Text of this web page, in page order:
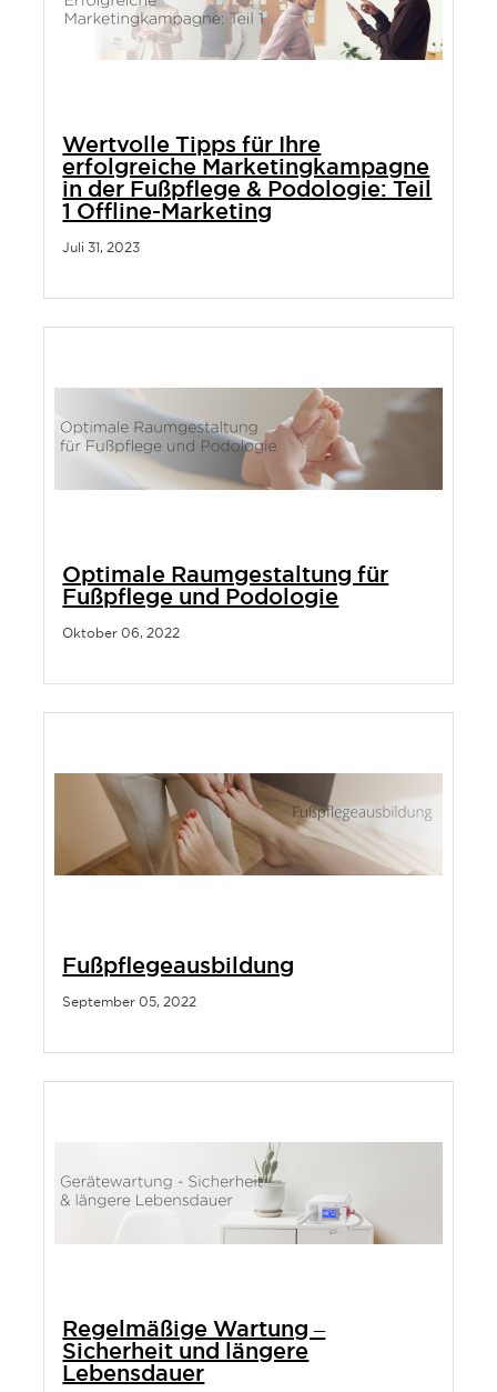
Wertvolle Tipps für Ihre
erfolgreiche Marketingkampagne
in der Fußpflege & Podologie: Teil
1 Offline-Marketing
Juli 31, 2023
Optimale Raumgestaltung für
Fußpflege und Podologie
Oktober 06, 2022
Fußpflegeausbildung
September 05, 2022
Regelmäßige Wartung –
Sicherheit und längere
Lebensdauer